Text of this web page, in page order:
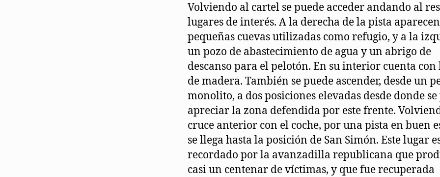
Volviendo al cartel se puede acceder andando al
lugares de interés. A la derecha de la pista aparecen
pequeñas cuevas utilizadas como refugio, y a la
un pozo de abastecimiento de agua y un abrigo de
descanso para el pelotón. En su interior cuenta
de madera. También se puede ascender, desde un
monolito, a dos posiciones elevadas desde donde se
apreciar la zona defendida por este frente.
cruce anterior con el coche, por una pista en buen
se llega hasta la posición de San Simón. Este lugar
recordado por la avanzadilla republicana que
casi un centenar de víctimas, y que fue recuperada